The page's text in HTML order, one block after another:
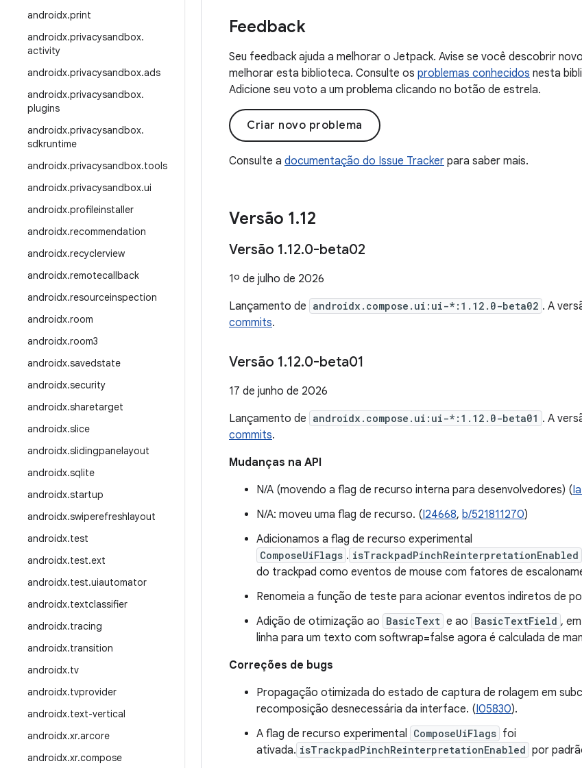
androidx.print
androidx.privacysandbox.
activity
androidx.privacysandbox.ads
androidx.privacysandbox.
plugins
androidx.privacysandbox.
sdkruntime
androidx.privacysandbox.tools
androidx.privacysandbox.ui
androidx.profileinstaller
androidx.recommendation
androidx.recyclerview
androidx.remotecallback
androidx.resourceinspection
androidx.room
androidx.room3
androidx.savedstate
androidx.security
androidx.sharetarget
androidx.slice
androidx.slidingpanelayout
androidx.sqlite
androidx.startup
androidx.swiperefreshlayout
androidx.test
androidx.test.ext
androidx.test.uiautomator
androidx.textclassifier
androidx.tracing
androidx.transition
androidx.tv
androidx.tvprovider
androidx.text-vertical
androidx.xr.arcore
androidx.xr.compose
Feedback
Seu feedback ajuda a melhorar o Jetpack. Avise se você descobrir
melhorar esta biblioteca. Consulte os problemas conhecidos nesta
Adicione seu voto a um problema clicando no botão de estrela.
Criar novo problema
Consulte a documentação do Issue Tracker para saber mais.
Versão 1.12
Versão 1.12.0-beta02
1º de julho de 2026
Lançamento de androidx.compose.ui:ui-*:1.12.0-beta02 . A
commits.
Versão 1.12.0-beta01
17 de junho de 2026
Lançamento de androidx.compose.ui:ui-*:1.12.0-beta01 . A
commits.
Mudanças na API
N/A (movendo a flag de recurso interna para desenvolvedores) (
N/A: moveu uma flag de recurso. (I24668, b/521811270)
Adicionamos a flag de recurso experimental
ComposeUiFlags . isTrackpadPinchReinterpretationEnabled
do trackpad como eventos de mouse com fatores de
Renomeia a função de teste para acionar eventos indiretos de
Adição de otimização ao BasicText e ao BasicTextField ,
linha para um texto com softwrap=false agora é calculada de
Correções de bugs
Propagação otimizada do estado de captura de rolagem em
recomposição desnecessária da interface. (I05830).
A flag de recurso experimental ComposeUiFlags foi
ativada. isTrackpadPinchReinterpretationEnabled por